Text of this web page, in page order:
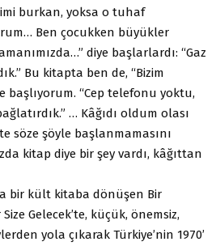
burkan, yoksa o tuhaf
Ben çocukken büyükler
diye başlarlardı: “Gaz
Bu kitapta ben de, “Bizim
başlıyorum. “Cep telefonu yoktu,
… Kâğıdı oldum olası
söze şöyle başlanmamasını
kitap diye bir şey vardı, kâğıttan
bir kült kitaba dönüşen Bir
Gelecek’te, küçük, önemsiz,
yola çıkarak Türkiye’nin 1970’